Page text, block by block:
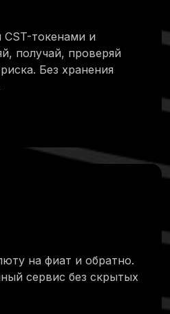
CST-токенами и
получай, проверяй
Без хранения
на фиат и обратно.
сервис без скрытых